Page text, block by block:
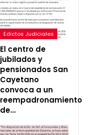
Edictos Judiciales
El centro de
jubilados y
pensionados San
Cayetano
convoca a un
reempadronamiento
de…